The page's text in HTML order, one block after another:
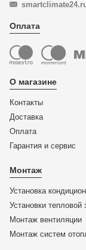
Оплата
О магазине
Контакты
Доставка
Оплата
Гарантия и сервис
Монтаж
Установка
Установки тепловой
Монтаж вентиляции
Монтаж систем